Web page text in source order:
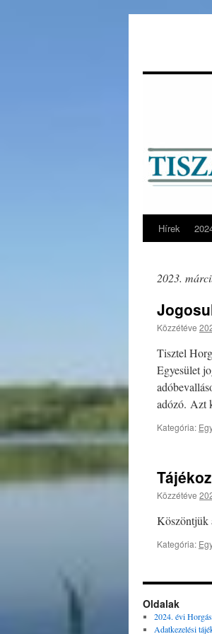
Kilépés
tartalomba
Hírek
2023.
Közzétéve
Tisztel
Egyesület
adózó. Azt
Kategória:
Közzétéve
Köszöntjük
Kategória:
Oldalak
2024. évi
Adatkezelési